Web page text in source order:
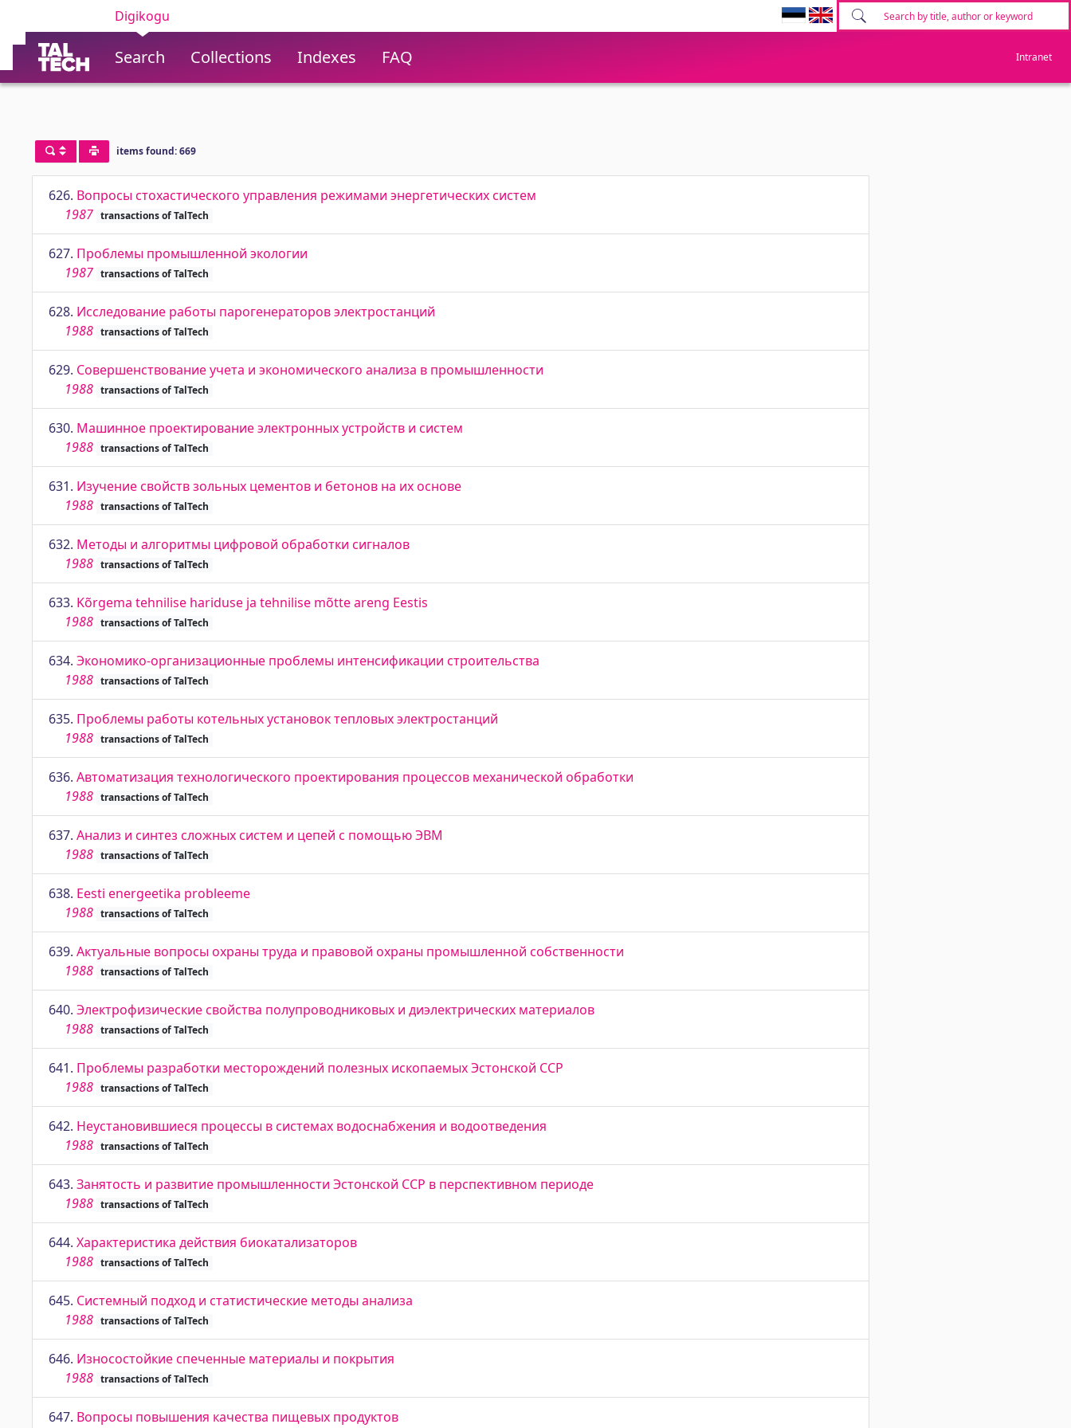
Digikogu
Search Collections Indexes FAQ Intranet
items found: 669
626. Вопросы стохастического управления режимами энергетических систем
1987 transactions of TalTech
627. Проблемы промышленной экологии
1987 transactions of TalTech
628. Исследование работы парогенераторов электростанций
1988 transactions of TalTech
629. Совершенствование учета и экономического анализа в промышленности
1988 transactions of TalTech
630. Машинное проектирование электронных устройств и систем
1988 transactions of TalTech
631. Изучение свойств зольных цементов и бетонов на их основе
1988 transactions of TalTech
632. Методы и алгоритмы цифровой обработки сигналов
1988 transactions of TalTech
633. Kõrgema tehnilise hariduse ja tehnilise mõtte areng Eestis
1988 transactions of TalTech
634. Экономико-организационные проблемы интенсификации строительства
1988 transactions of TalTech
635. Проблемы работы котельных установок тепловых электростанций
1988 transactions of TalTech
636. Автоматизация технологического проектирования процессов механической обработки
1988 transactions of TalTech
637. Анализ и синтез сложных систем и цепей с помощью ЭВМ
1988 transactions of TalTech
638. Eesti energeetika probleeme
1988 transactions of TalTech
639. Актуальные вопросы охраны труда и правовой охраны промышленной собственности
1988 transactions of TalTech
640. Электрофизические свойства полупроводниковых и диэлектрических материалов
1988 transactions of TalTech
641. Проблемы разработки месторождений полезных ископаемых Эстонской ССР
1988 transactions of TalTech
642. Неустановившиеся процессы в системах водоснабжения и водоотведения
1988 transactions of TalTech
643. Занятость и развитие промышленности Эстонской ССР в перспективном периоде
1988 transactions of TalTech
644. Характеристика действия биокатализаторов
1988 transactions of TalTech
645. Системный подход и статистические методы анализа
1988 transactions of TalTech
646. Износостойкие спеченные материалы и покрытия
1988 transactions of TalTech
647. Вопросы повышения качества пищевых продуктов